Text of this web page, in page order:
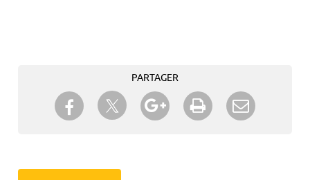
PARTAGER
Partager sur Facebook
Partager sur TwitterPartager sur Google+
Imprimer